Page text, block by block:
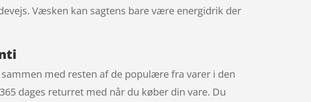
Væsken kan sagtens bare være energidrik der
med resten af de populære fra varer i den
dages returret med når du køber din vare. Du